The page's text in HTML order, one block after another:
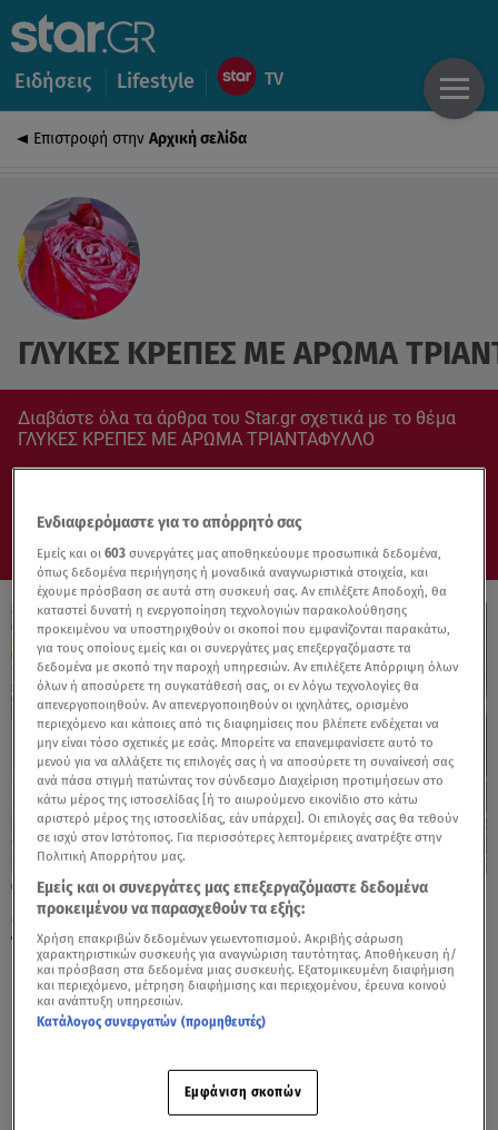
Ειδήσεις Lifestyle
Επιστροφή στην Αρχική σελίδα
ΓΛΥΚΕΣ ΚΡΕΠΕΣ ΜΕ ΑΡΩΜΑ
Διαβάστε όλα τα άρθρα του Star.gr σχετικά με το θέμα
ΓΛΥΚΕΣ ΚΡΕΠΕΣ ΜΕ ΑΡΩΜΑ ΤΡΙΑΝΤΑΦΥΛΛΟ
05.03.26, 13:56
Μοναδικές κόκκινες κρέπες λουλούδι - Μία
πρωτότυπη συνταγή!
Ενδιαφερόμαστε για το απόρρητό σας
Εμείς και οι603 συνεργάτες μας αποθηκεύουμε προσωπικά δεδομένα,
όπως δεδομένα περιήγησης ή μοναδικά αναγνωριστικά στοιχεία, και
έχουμε πρόσβαση σε αυτά στη συσκευή σας. Αν επιλέξετε Αποδοχή, θα
καταστεί δυνατή η ενεργοποίηση τεχνολογιών παρακολούθησης
προκειμένου να υποστηριχθούν οι σκοποί που εμφανίζονται παρακάτω,
για τους οποίους εμείς και οι συνεργάτες μας επεξεργαζόμαστε τα
δεδομένα με σκοπό την παροχή υπηρεσιών. Αν επιλέξετε Απόρριψη όλων
όλων ή αποσύρετε τη συγκατάθεσή σας, οι εν λόγω τεχνολογίες θα
απενεργοποιηθούν. Αν απενεργοποιηθούν οι ιχνηλάτες, ορισμένο
περιεχόμενο και κάποιες από τις διαφημίσεις που βλέπετε ενδέχεται να
μην είναι τόσο σχετικές με εσάς. Μπορείτε να επανεμφανίσετε αυτό το
μενού για να αλλάξετε τις επιλογές σας ή να αποσύρετε τη συναίνεσή σας
ανά πάσα στιγμή πατώντας τον σύνδεσμο Διαχείριση προτιμήσεων στο
κάτω μέρος της ιστοσελίδας [ή το αιωρούμενο εικονίδιο στο κάτω
αριστερό μέρος της ιστοσελίδας, εάν υπάρχει]. Οι επιλογές σας θα τεθούν
σε ισχύ στον Ιστότοπος. Για περισσότερες λεπτομέρειες ανατρέξτε στην
Πολιτική Απορρήτου μας.
Εμείς και οι συνεργάτες μας επεξεργαζόμαστε δεδομένα
προκειμένου να παρασχεθούν τα εξής:
Χρήση επακριβών δεδομένων γεωεντοπισμού. Ακριβής σάρωση
χαρακτηριστικών συσκευής για αναγνώριση ταυτότητας. Αποθήκευση ή/
και πρόσβαση στα δεδομένα μιας συσκευής. Εξατομικευμένη διαφήμιση
και περιεχόμενο, μέτρηση διαφήμισης και περιεχομένου, έρευνα κοινού
και ανάπτυξη υπηρεσιών.
Κατάλογος συνεργατών (προμηθευτές)
Εμφάνιση σκοπών